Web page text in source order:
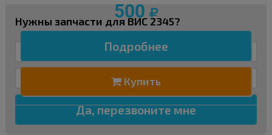
500
Подробнее
Купить
Нужны запчасти для ВИС 2345?